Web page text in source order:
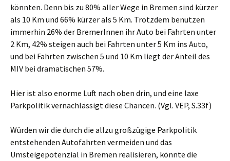
könnten. Denn bis zu 80% aller Wege in Bremen sind kürzer
als 10 Km und 66% kürzer als 5 Km. Trotzdem benutzen
immerhin 26% der BremerInnen ihr Auto bei Fahrten unter
2 Km, 42% steigen auch bei Fahrten unter 5 Km ins Auto,
und bei Fahrten zwischen 5 und 10 Km liegt der Anteil des
MIV bei dramatischen 57%.
Hier ist also enorme Luft nach oben drin, und eine laxe
Parkpolitik vernachlässigt diese Chancen. (Vgl. VEP, S.33f)
Würden wir die durch die allzu großzügige Parkpolitik
entstehenden Autofahrten vermeiden und das
Umsteigepotenzial in Bremen realisieren, könnte die